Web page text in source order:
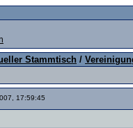
Stammtisch /
17:59:45